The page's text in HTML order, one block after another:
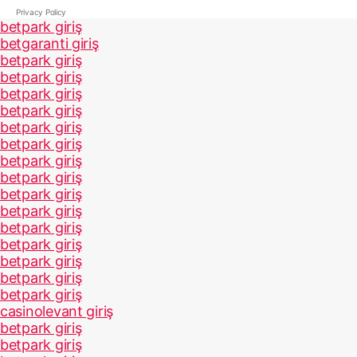
Privacy Policy
betpark giriş
betgaranti giriş
betpark giriş
betpark giriş
betpark giriş
betpark giriş
betpark giriş
betpark giriş
betpark giriş
betpark giriş
betpark giriş
betpark giriş
betpark giriş
betpark giriş
betpark giriş
betpark giriş
betpark giriş
casinolevant giriş
betpark giriş
betpark giriş